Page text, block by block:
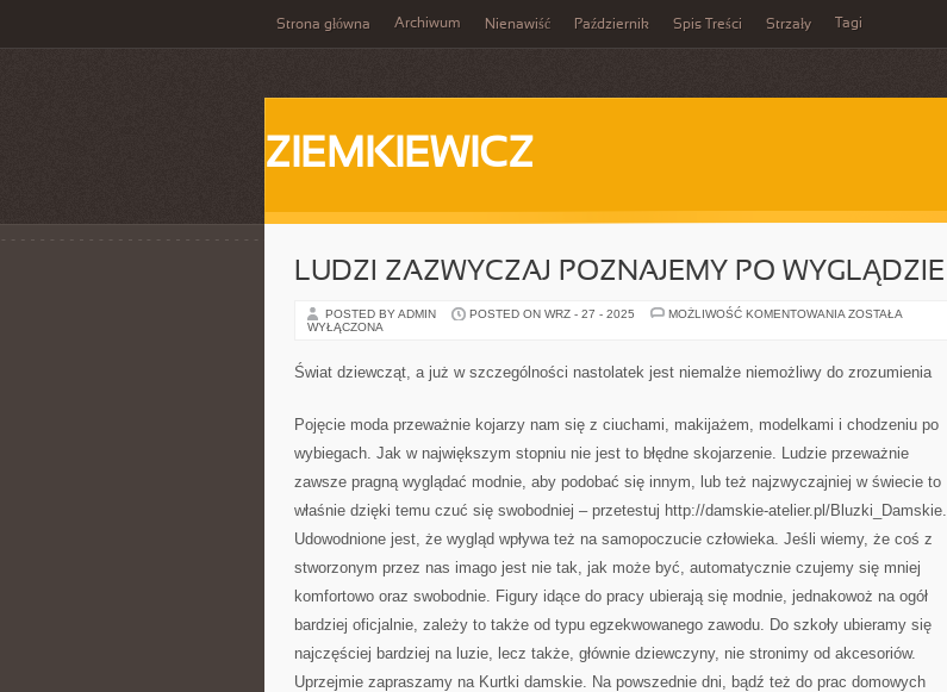
Strona główna Archiwum Nienawiść Październik Spis Treści Strzały Tagi
ZIEMKIEWICZ
LUDZI ZAZWYCZAJ POZNAJEMY PO WYGLĄDZIE
POSTED BY ADMIN POSTED ON WRZ - 27 - 2025 MOŻLIWOŚĆ KOMENTOWANIA LUDZI
WYGLĄDZIE
ZOSTAŁA
WYŁĄCZONA
Świat dziewcząt, a już w szczególności nastolatek jest niemalże niemożliwy do zrozumienia
Pojęcie moda przeważnie kojarzy nam się z ciuchami, makijażem, modelkami i chodzeniu po
wybiegach. Jak w największym stopniu nie jest to błędne skojarzenie. Ludzie przeważnie
zawsze pragną wyglądać modnie, aby podobać się innym, lub też najzwyczajniej w świecie to
właśnie dzięki temu czuć się swobodniej – przetestuj http://damskie-atelier.pl/Bluzki_Damskie.
Udowodnione jest, że wygląd wpływa też na samopoczucie człowieka. Jeśli wiemy, że coś z
stworzonym przez nas imago jest nie tak, jak może być, automatycznie czujemy się mniej
komfortowo oraz swobodnie. Figury idące do pracy ubierają się modnie, jednakowoż na ogół
bardziej oficjalnie, zależy to także od typu egzekwowanego zawodu. Do szkoły ubieramy się
najczęściej bardziej na luzie, lecz także, głównie dziewczyny, nie stronimy od akcesoriów.
Uprzejmie zapraszamy na Kurtki damskie. Na powszednie dni, bądź też do prac domowych